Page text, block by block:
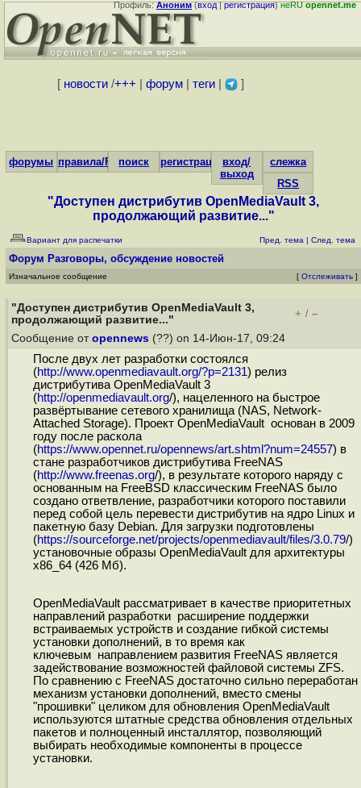
Профиль:Аноним(вход|регистрация)неRUopennet.me
[ новости/+++ форум| теги| ]
форумы правила/FAQпоиск регистрациявход/
выход
слежка
RSS
"Доступен дистрибутив OpenMediaVault 3,
продолжающий развитие..."
Вариант для распечатки Пред. тема | След. тема
Форум Разговоры, обсуждение новостей
Изначальное сообщение [ Отслеживать ]
"Доступен дистрибутив OpenMediaVault 3,
продолжающий развитие..."
+ / –
Сообщение от opennews (??) on 14-Июн-17, 09:24
После двух лет разработки состоялся
(http://www.openmediavault.org/?p=2131) релиз
дистрибутива OpenMediaVault 3
(http://openmediavault.org/), нацеленного на быстрое
развёртывание сетевого хранилища (NAS, Network-
Attached Storage). Проект OpenMediaVault основан в 2009
году после раскола
(https://www.opennet.ru/opennews/art.shtml?num=24557) в
стане разработчиков дистрибутива FreeNAS
(http://www.freenas.org/), в результате которого наряду с
основанным на FreeBSD классическим FreeNAS было
создано ответвление, разработчики которого поставили
перед собой цель перевести дистрибутив на ядро Linux и
пакетную базу Debian. Для загрузки подготовлены
(https://sourceforge.net/projects/openmediavault/files/3.0.79/)
установочные образы OpenMediaVault для архитектуры
x86_64 (426 Мб).
OpenMediaVault рассматривает в качестве приоритетных
направлений разработки расширение поддержки
встраиваемых устройств и создание гибкой системы
установки дополнений, в то время как
ключевым направлением развития FreeNAS является
задействование возможностей файловой системы ZFS.
По сравнению с FreeNAS достаточно сильно переработан
механизм установки дополнений, вместо смены
"прошивки" целиком для обновления OpenMediaVault
используются штатные средства обновления отдельных
пакетов и полноценный инсталлятор, позволяющий
выбирать необходимые компоненты в процессе
установки.